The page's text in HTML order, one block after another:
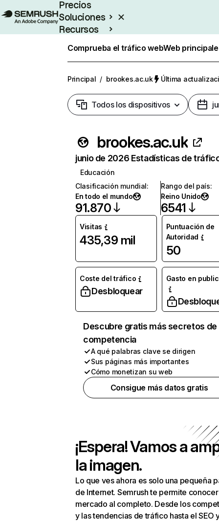
Precios
Soluciones
Recursos
Comprueba el tráfico webWeb
Principal / brookes.ac.uk Última
Todos los dispositivos
brookes.ac.uk
junio de 2026 Estadísticas de
Educación
Clasificación mundial:
En todo el mundo
91.870
Rango del país:
Reino Unido
6541
Visitas
435,39 mil
Puntuación de
Autoridad
50
Coste del tráfico
Desbloquear
Gasto en
Descubre gratis más secretos de
competencia
A qué palabras clave se dirigen
Sus páginas más importantes
Cómo monetizan su web
Consigue más datos gratis
¡Espera! Vamos a
la imagen.
Lo que ves ahora es solo una pequeña
de Internet. Semrush te permite
mercado al completo. Desde los
y las tendencias de tráfico hasta el SEO